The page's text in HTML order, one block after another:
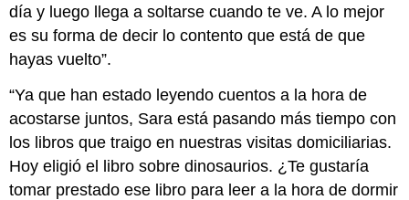
día y luego llega a soltarse cuando te ve. A lo mejor
es su forma de decir lo contento que está de que
hayas vuelto”.
“Ya que han estado leyendo cuentos a la hora de
acostarse juntos, Sara está pasando más tiempo con
los libros que traigo en nuestras visitas domiciliarias.
Hoy eligió el libro sobre dinosaurios. ¿Te gustaría
tomar prestado ese libro para leer a la hora de dormir